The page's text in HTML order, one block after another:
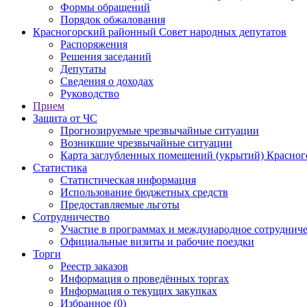
Формы обращений
Порядок обжалования
Красногорский районный Совет народных депутатов
Распоряжения
Решения заседаний
Депутаты
Сведения о доходах
Руководство
Прием
Защита от ЧС
Прогнозируемые чрезвычайные ситуации
Возникшие чрезвычайные ситуации
Карта заглубленных помещений (укрытий)
Статистика
Статистическая информация
Использование бюджетных средств
Предоставляемые льготы
Сотрудничество
Участие в программах и международное
Официальные визиты и рабочие поездки
Торги
Реестр заказов
Информация о проведённых торгах
Информация о текущих закупках
Избранное (0)